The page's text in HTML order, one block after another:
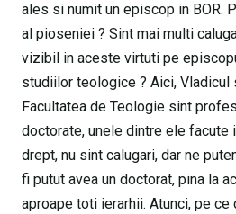
ales si numit un episcop in BOR.
al pioseniei ? Sint mai multi
vizibil in aceste virtuti pe
studiilor teologice ? Aici, Vladicul
Facultatea de Teologie sint
doctorate, unele dintre ele facute
drept, nu sint calugari, dar ne
fi putut avea un doctorat, pina la
aproape toti ierarhii. Atunci, pe